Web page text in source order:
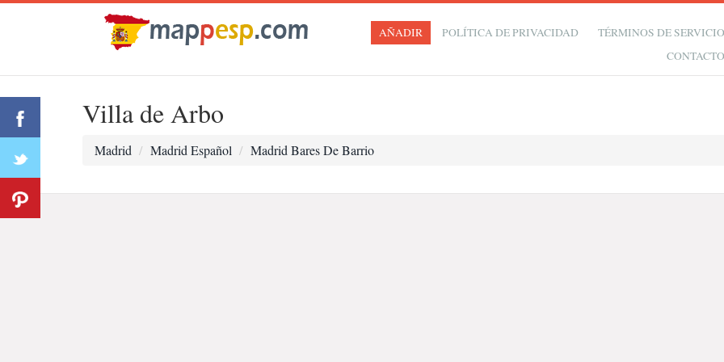
AÑADIR POLÍTICA DE PRIVACIDAD
TÉRMINOS DE
Villa de Arbo
Madrid Madrid Español Madrid Bares De Barrio